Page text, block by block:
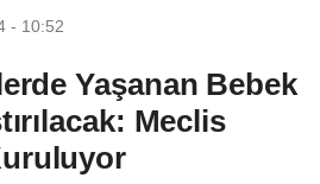
- 10:52
Yaşanan Bebek
Meclis